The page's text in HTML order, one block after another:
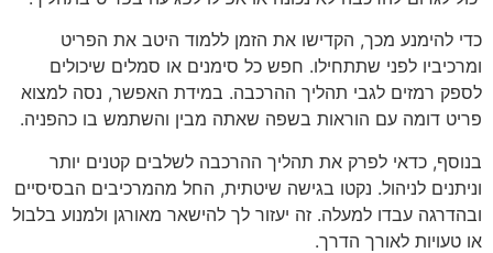
כדי להימנע מכך, הקדישו את הזמן ללמוד היטב את הפריט
ומרכיביו לפני שתתחילו. חפש כל סימנים או סמלים שיכולים
לספק רמזים לגבי תהליך ההרכבה. במידת האפשר, נסה למצוא
פריט דומה עם הוראות בשפה שאתה מבין והשתמש בו כהפניה.
בנוסף, כדאי לפרק את תהליך ההרכבה לשלבים קטנים יותר
וניתנים לניהול. נקטו בגישה שיטתית, החל מהמרכיבים הבסיסיים
ובהדרגה עבדו למעלה. זה יעזור לך להישאר מאורגן ולמנוע בלבול
או טעויות לאורך הדרך.